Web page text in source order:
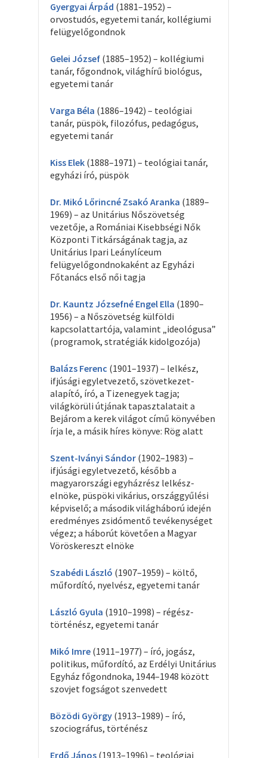
Gyergyai Árpád (1881–1952) –
orvostudós, egyetemi tanár, kollégiumi
felügyelőgondnok
Gelei József (1885–1952) – kollégiumi
tanár, főgondnok, világhírű biológus,
egyetemi tanár
Varga Béla (1886–1942) – teológiai
tanár, püspök, filozófus, pedagógus,
egyetemi tanár
Kiss Elek (1888–1971) – teológiai tanár,
egyházi író, püspök
Dr. Mikó Lőrincné Zsakó Aranka (1889–
1969) – az Unitárius Nőszövetség
vezetője, a Romániai Kisebbségi Nők
Központi Titkárságának tagja, az
Unitárius Ipari Leánylíceum
felügyelőgondnokaként az Egyházi
Főtanács első női tagja
Dr. Kauntz Józsefné Engel Ella (1890–
1956) – a Nőszövetség külföldi
kapcsolattartója, valamint „ideológusa”
(programok, stratégiák kidolgozója)
Balázs Ferenc (1901–1937) – lelkész,
ifjúsági egyletvezető, szövetkezet-
alapító, író, a Tizenegyek tagja;
világkörüli útjának tapasztalatait a
Bejárom a kerek világot című könyvében
írja le, a másik híres könyve: Rög alatt
Szent-Iványi Sándor (1902–1983) –
ifjúsági egyletvezető, később a
magyarországi egyházrész lelkész-
elnöke, püspöki vikárius, országgyűlési
képviselő; a második világháború idején
eredményes zsidómentő tevékenységet
végez; a háborút követően a Magyar
Vöröskereszt elnöke
Szabédi László (1907–1959) – költő,
műfordító, nyelvész, egyetemi tanár
László Gyula (1910–1998) – régész-
történész, egyetemi tanár
Mikó Imre (1911–1977) – író, jogász,
politikus, műfordító, az Erdélyi Unitárius
Egyház főgondnoka, 1944–1948 között
szovjet fogságot szenvedett
Bözödi György (1913–1989) – író,
szociográfus, történész
Erdő János (1913–1996) – teológiai